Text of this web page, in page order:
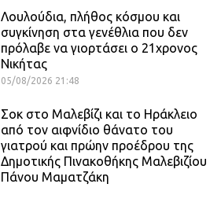
Λουλούδια, πλήθος κόσμου και
συγκίνηση στα γενέθλια που δεν
πρόλαβε να γιορτάσει ο 21χρονος
Νικήτας
05/08/2026 21:48
Σοκ στο Μαλεβίζι και το Ηράκλειο
από τον αιφνίδιο θάνατο του
γιατρού και πρώην προέδρου της
Δημοτικής Πινακοθήκης Μαλεβιζίου
Πάνου Μαματζάκη